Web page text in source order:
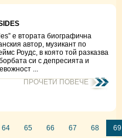
е втората биографична
автор, музикант по
Роудс, в която той разказва
си с депресията и
...
ПРОЧЕТИ ПОВЕЧЕ
64 65 66 67 68 69